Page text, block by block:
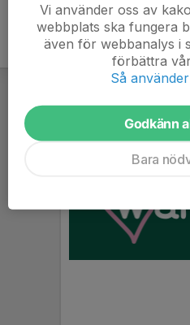
Vi använder oss av
webbplats ska fungera
även för webbanalys i
förbättra
Så
Godkänn
Bara